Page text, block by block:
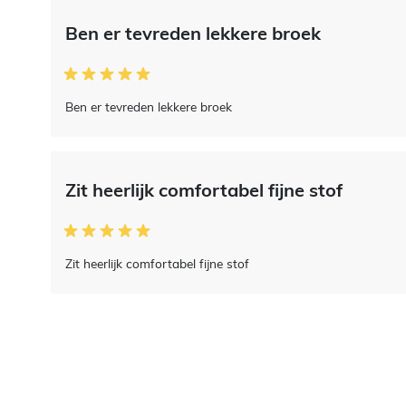
Ben er tevreden lekkere broek
Ben er tevreden lekkere broek
Zit heerlijk comfortabel fijne stof
Zit heerlijk comfortabel fijne stof